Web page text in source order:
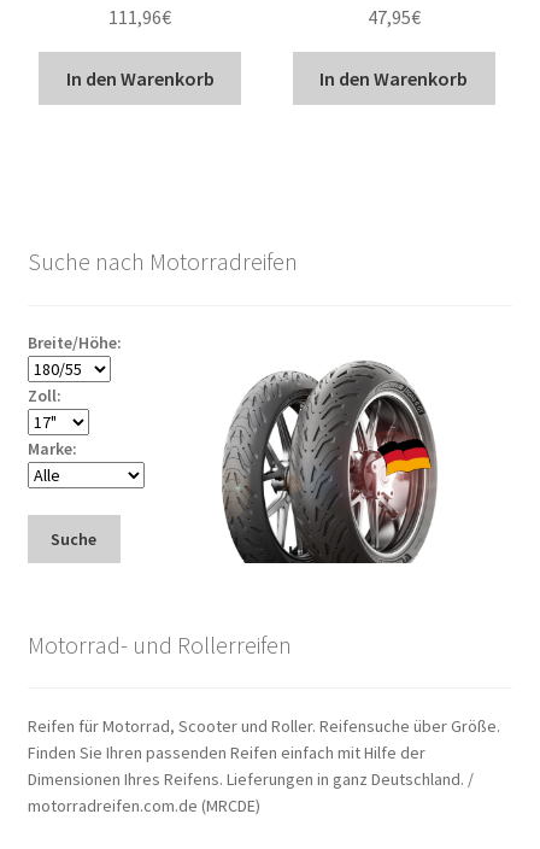
111,96€
In den Warenkorb
47,95€
In den Warenkorb
Suche nach Motorradreifen
Breite/Höhe:
Zoll:
Marke:
Suche
Motorrad- und Rollerreifen
Reifen für Motorrad, Scooter und Roller. Reifensuche über Größe.
Finden Sie Ihren passenden Reifen einfach mit Hilfe der
Dimensionen Ihres Reifens. Lieferungen in ganz Deutschland. /
motorradreifen.com.de (MRCDE)